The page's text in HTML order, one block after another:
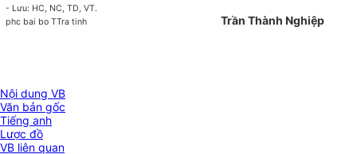
- Lưu: HC, NC, TD, VT.
phc bai bo TTra tinh
Trần Thành Nghiệp
Nội dung VB
Văn bản gốc
Tiếng anh
Lược đồ
VB liên quan